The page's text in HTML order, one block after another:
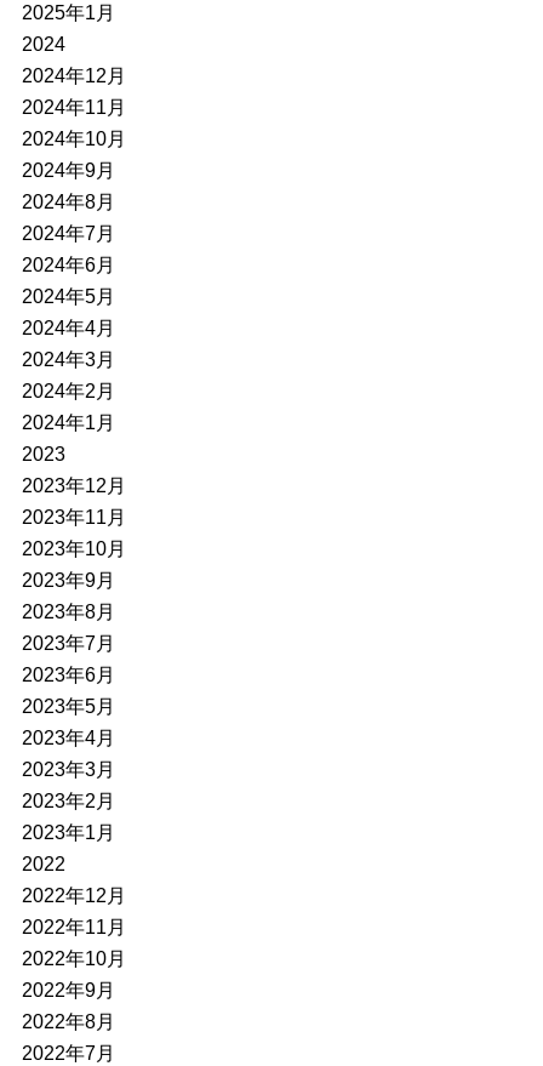
2025年1月
2024
2024年12月
2024年11月
2024年10月
2024年9月
2024年8月
2024年7月
2024年6月
2024年5月
2024年4月
2024年3月
2024年2月
2024年1月
2023
2023年12月
2023年11月
2023年10月
2023年9月
2023年8月
2023年7月
2023年6月
2023年5月
2023年4月
2023年3月
2023年2月
2023年1月
2022
2022年12月
2022年11月
2022年10月
2022年9月
2022年8月
2022年7月